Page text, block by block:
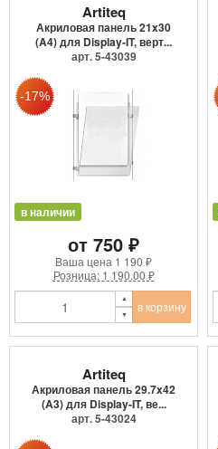
Artiteq
Акриловая панель 21x30
(A4) для Display-IT, верт...
арт. 5-43039
в наличии
от 750 ₽
Ваша цена 1 190 ₽
Розница: 1 190.00 ₽
в корзину
Artiteq
Акриловая панель 29.7x42
(A3) для Display-IT, ве...
арт. 5-43024